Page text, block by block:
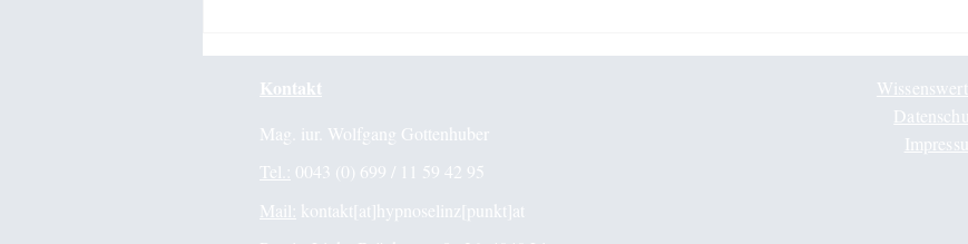
Kontakt
Mag. iur. Wolfgang Gottenhuber
Tel.:
0043 (0) 699 / 11 59 42 95
Mail: kontakt[at]hypnoselinz[punkt]at